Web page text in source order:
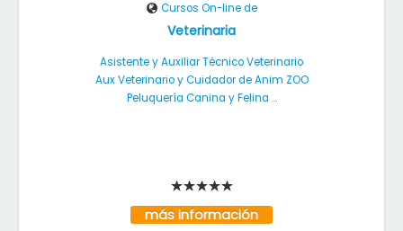
Cursos On-line de
Veterinaria
Asistente y Auxiliar Técnico Veterinario
Aux Veterinario y Cuidador de Anim ZOO
Peluquería Canina y Felina ...
más información